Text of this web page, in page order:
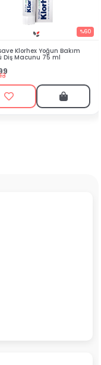
Black Berry Bitkisel